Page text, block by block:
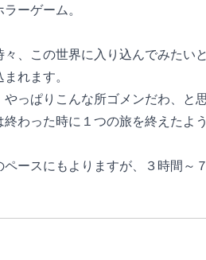
ーゲーム。
、この世界に入り込んでみた
れます。
っぱりこんな所ゴメンだわ、と
わった時に１つの旅を終えたよ
ースにもよりますが、３時間～７